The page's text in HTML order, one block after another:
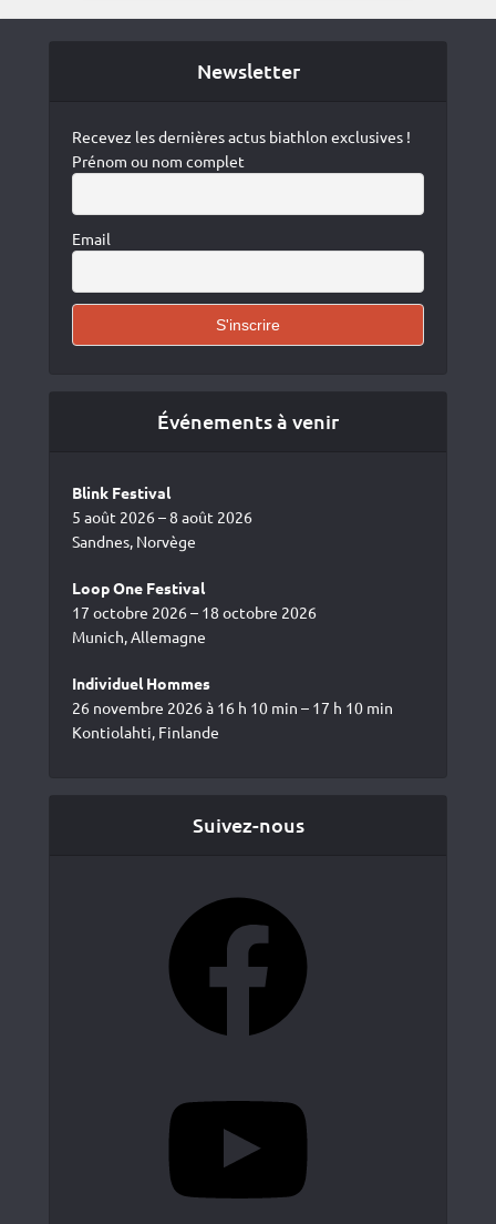
Newsletter
Recevez les dernières actus biathlon exclusives !
Prénom ou nom complet
Email
Événements à venir
Blink Festival
5 août 2026 – 8 août 2026
Sandnes, Norvège
Loop One Festival
17 octobre 2026 – 18 octobre 2026
Munich, Allemagne
Individuel Hommes
26 novembre 2026 à 16 h 10 min – 17 h 10 min
Kontiolahti, Finlande
Suivez-nous